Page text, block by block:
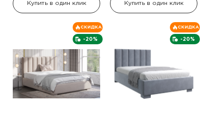
Купить в один клик Купить в один клик
-20%
СКИДКА
-20%
СКИДКА